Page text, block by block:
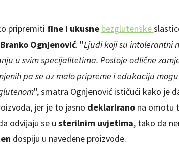
pripremiti fine i ukusne bezglutenske
Branko Ognjenović. ''Ljudi koji su intolerantni
u svim specijalitetima. Postoje odlične
pa se uz malo pripreme i edukaciju
'', smatra Ognjenović ističući kako je
jer je to jasno deklarirano na omotu
odvijaju se u sterilnim uvjetima, tako da
dospiju u navedene proizvode.